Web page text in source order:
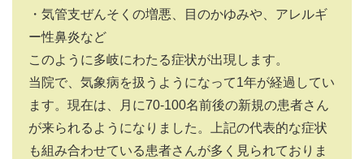
・気管支ぜんそくの増悪、目のかゆみや、アレルギ
ー性鼻炎など
このように多岐にわたる症状が出現します。
当院で、気象病を扱うようになって1年が経過してい
ます。現在は、月に70-100名前後の新規の患者さん
が来られるようになりました。上記の代表的な症状
も組み合わせている患者さんが多く見られておりま